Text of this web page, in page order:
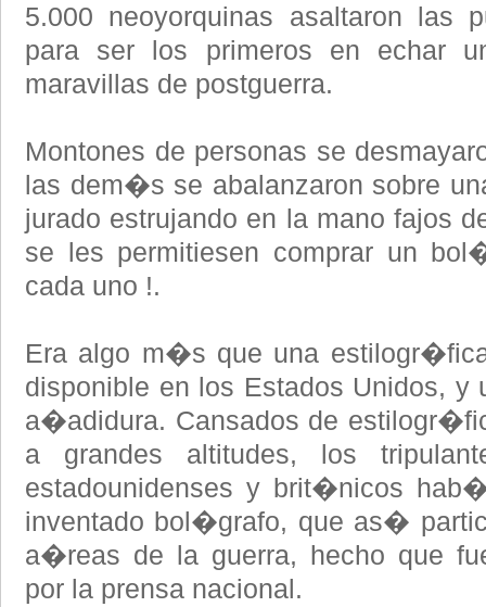
5.000 neoyorquinas asaltaron las
para ser los primeros en echar
maravillas de postguerra.
Montones de personas se
las dem�s se abalanzaron sobre
jurado estrujando en la mano fajos
se les permitiesen comprar un
cada uno !.
Era algo m�s que una
disponible en los Estados Unidos,
a�adidura. Cansados de
a grandes altitudes, los
estadounidenses y brit�nicos
inventado bol�grafo, que as�
a�reas de la guerra, hecho que
por la prensa nacional.